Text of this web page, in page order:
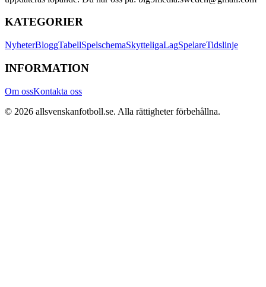
KATEGORIER
NyheterBloggTabellSpelschemaSkytteligaLagSpelareTidslinje
INFORMATION
Om ossKontakta oss
© 2026 allsvenskanfotboll.se. Alla rättigheter förbehållna.